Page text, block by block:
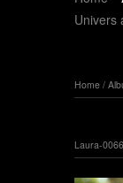
Univers
Home /
Laura-